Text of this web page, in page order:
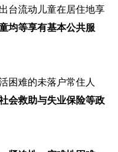
台流动儿童在居住地享
均等享有基本公共服
困难的未落户常住人
会救助与失业保险等政